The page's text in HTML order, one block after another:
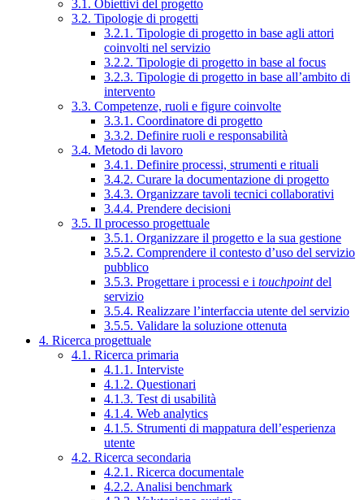
3.1. Obiettivi del progetto
3.2. Tipologie di progetti
3.2.1. Tipologie di progetto in base agli attori
coinvolti nel servizio
3.2.2. Tipologie di progetto in base al focus
3.2.3. Tipologie di progetto in base all’ambito di
intervento
3.3. Competenze, ruoli e figure coinvolte
3.3.1. Coordinatore di progetto
3.3.2. Definire ruoli e responsabilità
3.4. Metodo di lavoro
3.4.1. Definire processi, strumenti e rituali
3.4.2. Curare la documentazione di progetto
3.4.3. Organizzare tavoli tecnici collaborativi
3.4.4. Prendere decisioni
3.5. Il processo progettuale
3.5.1. Organizzare il progetto e la sua gestione
3.5.2. Comprendere il contesto d’uso del servizio
pubblico
3.5.3. Progettare i processi e i touchpointdel
servizio
3.5.4. Realizzare l’interfaccia utente del servizio
3.5.5. Validare la soluzione ottenuta
4. Ricerca progettuale
4.1. Ricerca primaria
4.1.1. Interviste
4.1.2. Questionari
4.1.3. Test di usabilità
4.1.4. Web analytics
4.1.5. Strumenti di mappatura dell’esperienza
utente
4.2. Ricerca secondaria
4.2.1. Ricerca documentale
4.2.2. Analisi benchmark